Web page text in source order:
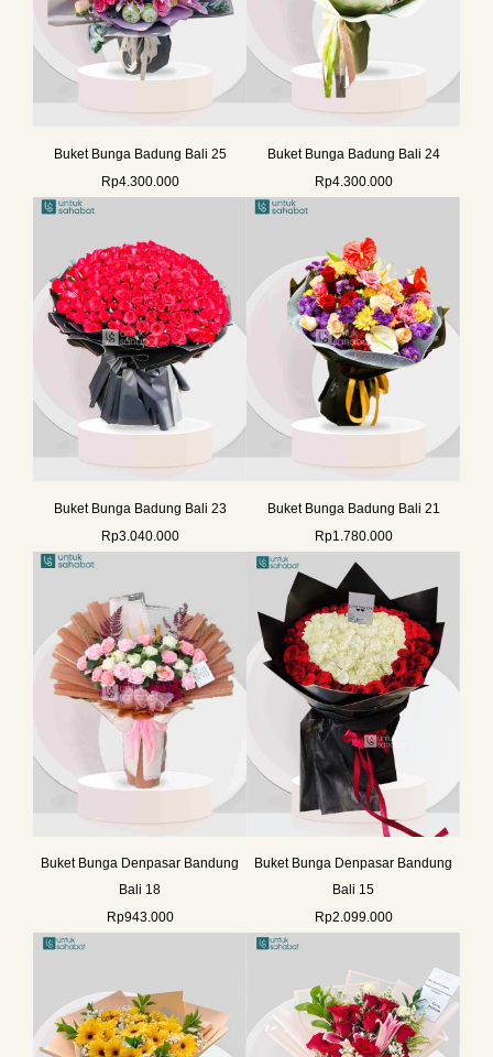
Buket Bunga Badung Bali 25
Rp4.300.000
Buket Bunga Badung Bali 24
Rp4.300.000
Buket Bunga Badung Bali 23
Rp3.040.000
Buket Bunga Badung Bali 21
Rp1.780.000
Buket Bunga Denpasar Bandung
Bali 18
Rp943.000
Buket Bunga Denpasar Bandung
Bali 15
Rp2.099.000